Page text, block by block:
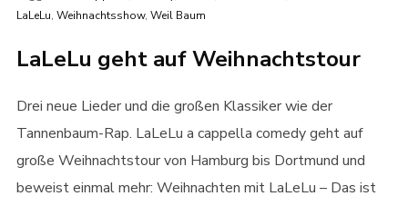
LaLeLu, Weihnachtsshow, Weil Baum
LaLeLu geht auf Weihnachtstour
Drei neue Lieder und die großen Klassiker wie der
Tannenbaum-Rap. LaLeLu a cappella comedy geht auf
große Weihnachtstour von Hamburg bis Dortmund und
beweist einmal mehr: Weihnachten mit LaLeLu – Das ist